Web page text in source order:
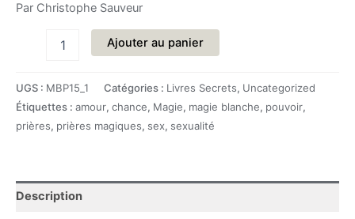
Par Christophe Sauveur
Dossier
Secret
des
Prières
Ajouter au panier
UGS : MBP15_1 Catégories : Livres Secrets, Uncategorized
Étiquettes : amour, chance, Magie, magie blanche, pouvoir,
prières, prières magiques, sex, sexualité
Description